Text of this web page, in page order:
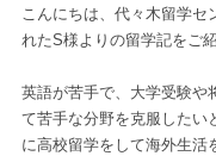
こんにちは、代々木留学セ
れたS様よりの留学記をご
英語が苦手で、大学受験や
て苦手な分野を克服したい
に高校留学をして海外生活